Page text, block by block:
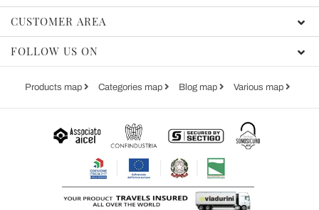
CUSTOMER AREA
FOLLOW US ON
Products map Categories map Blog map Various map